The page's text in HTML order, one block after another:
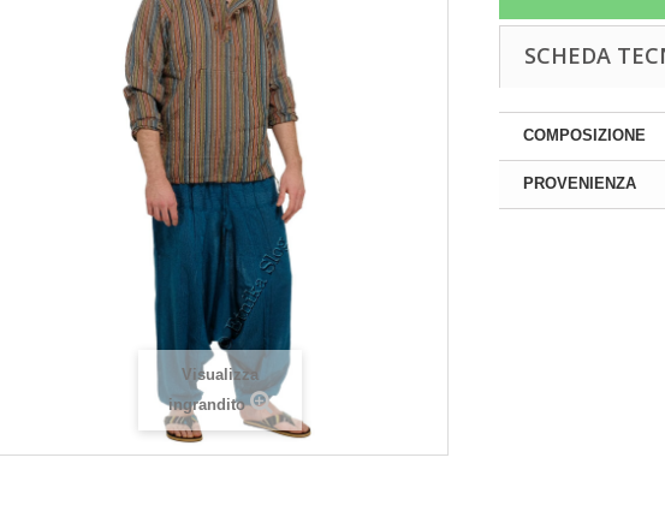
ESPOSITORE PER
ORECCHINI IN
LEGNO SCURO...
OG-IDE07-02
More
Registrarsi
visualizzare i prezzi! Solo negozianti
con P. IVA
GILET IN COTONE
PATCHWORK ( STAMPE E
RIGHE...
More
Visualizza
ingrandito
SCHEDA
COMPOSIZIONE
PROVENIENZA